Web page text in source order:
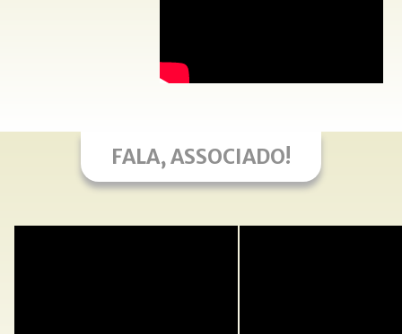
FALA, ASSOCIADO!